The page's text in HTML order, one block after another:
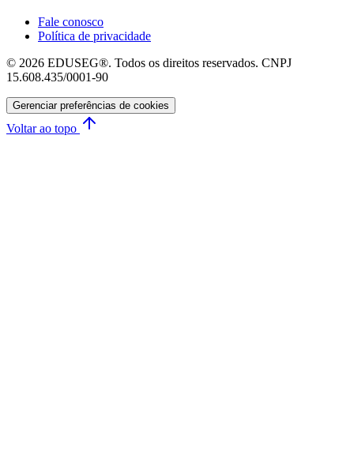
Fale conosco
Política de privacidade
© 2026 EDUSEG®. Todos os direitos reservados. CNPJ
15.608.435/0001-90
Gerenciar preferências de cookies
Voltar ao topo